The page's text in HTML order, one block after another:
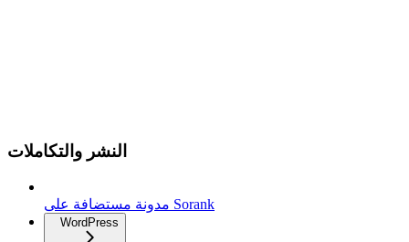
النشر والتكاملات
مدونة مستضافة على Sorank
WordPress